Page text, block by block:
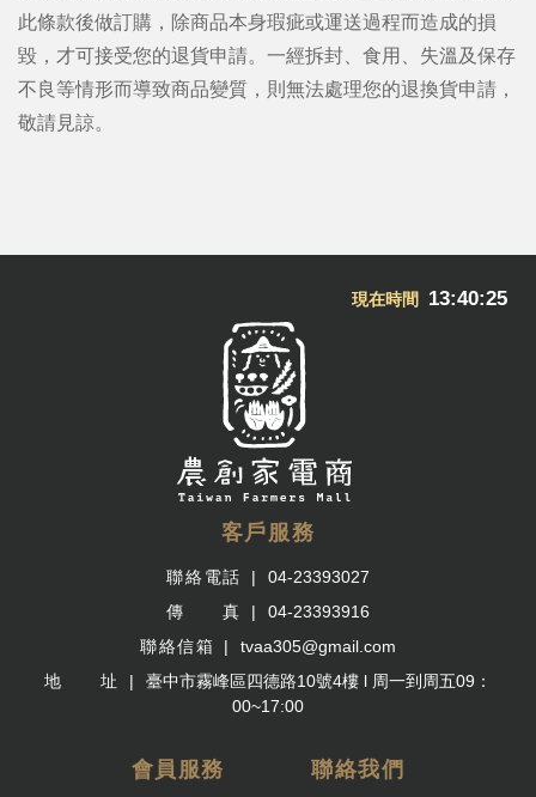
此條款後做訂購，除商品本身瑕疵或運送過程而造成的損
毀，才可接受您的退貨申請。一經拆封、食用、失溫及保存
不良等情形而導致商品變質，則無法處理您的退換貨申請，
敬請見諒。
現在時間 13:40:25
客戶服務
聯絡電話
04-23393027
傳 真
04-23393916
聯絡信箱
tvaa305@gmail.com
地 址
臺中市霧峰區四德路10號4樓 l 周一到周五09：
00~17:00
會員服務 聯絡我們